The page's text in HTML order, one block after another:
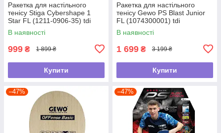
Ракетка для настільного
тенісу Stiga Cybershape 1
Star FL (1211-0906-35) tdi
В наявності
999 ₴ 1 899 ₴
Купити
Ракетка для настільного
тенісу Gewo PS Blast Junior
FL (1074300001) tdi
В наявності
1 699 ₴ 3 199 ₴
Купити
–47% –47%